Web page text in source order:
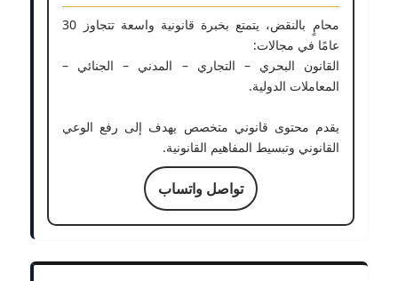
محامٍ بالنقض، يتمتع بخبرة قانونية واسعة تتجاوز 30
عامًا في مجالات:
القانون البحري – التجاري – المدني – الجنائي –
المعاملات الدولية.
يقدم محتوى قانوني متخصص يهدف إلى رفع الوعي
القانوني وتبسيط المفاهيم القانونية.
تواصل واتساب